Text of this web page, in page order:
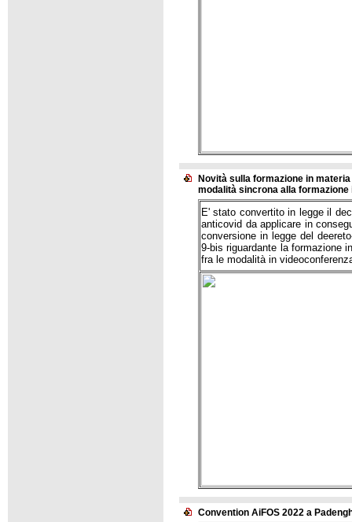
Novità sulla formazione in
modalità sincrona alla formazione
E' stato convertito in legge il
anticovid da applicare in
conversione in legge del
9-bis riguardante la formazione
fra le modalità in
Convention AiFOS 2022 a